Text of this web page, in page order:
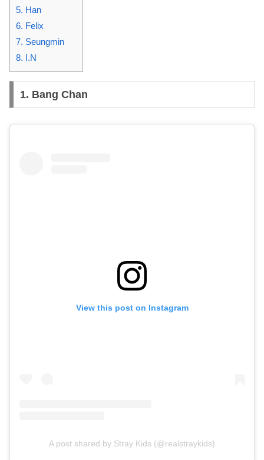
5. Han
6. Felix
7. Seungmin
8. I.N
1. Bang Chan
View this post on Instagram
A post shared by Stray Kids (@realstraykids)